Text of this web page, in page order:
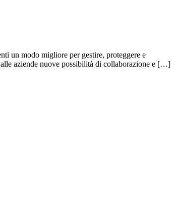
un modo migliore per gestire, proteggere e
aziende nuove possibilità di collaborazione e […]